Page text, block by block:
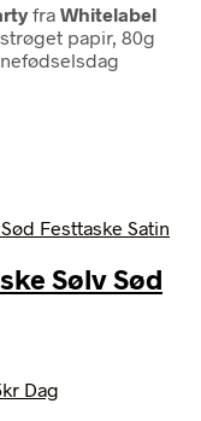
fra Whitelabel
papir, 80g
Sølv Sød